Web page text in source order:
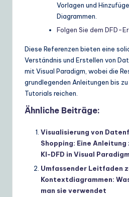
Vorlagen und
Diagrammen.
Folgen Sie dem DFD-
Diese Referenzen bieten eine
Verständnis und Erstellen von
mit Visual Paradigm, wobei die
grundlegenden Anleitungen bis
Tutorials reichen.
Ähnliche Beiträge:
Visualisierung von
Shopping: Eine
KI-DFD in Visual Paradigm
Umfassender Leitfaden
Kontextdiagrammen:
man sie verwendet